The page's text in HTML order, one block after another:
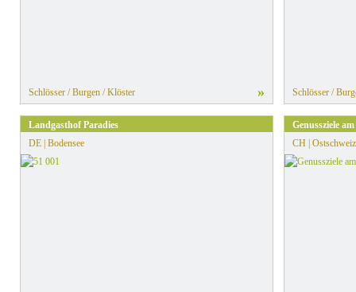
Schlösser / Burgen / Klöster » Schlösser /
Landgasthof Paradies
DE | Bodensee
Genussziele
CH | Ostschweiz